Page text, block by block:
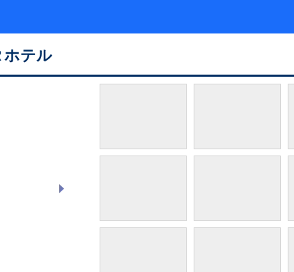
ホテル